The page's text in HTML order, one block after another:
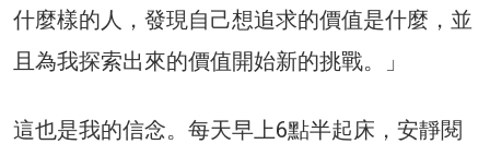
什麼樣的人，發現自己想追求的價值是什麼，並
且為我探索出來的價值開始新的挑戰。」
這也是我的信念。每天早上6點半起床，安靜閱